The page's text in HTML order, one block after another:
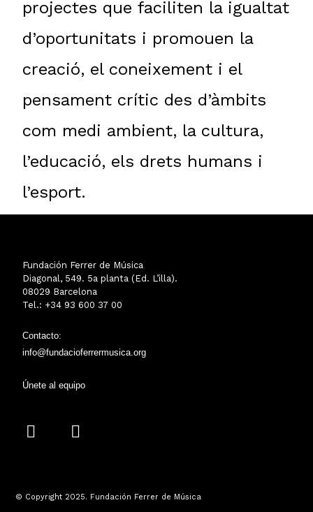
projectes que faciliten la igualtat
d’oportunitats i promouen la
creació, el coneixement i el
pensament crític des d’àmbits
com medi ambient, la cultura,
l’educació, els drets humans i
l’esport.
Fundación Ferrer de Música
Diagonal, 549. 5a planta (Ed. L’illa).
08029 Barcelona
Tel.: +34 93 600 37 00
Contacto:
info@fundacioferrermusica.org
Únete al equipo
I
a
Y
u
© Copyright 2025. Fundación Ferrer de Música